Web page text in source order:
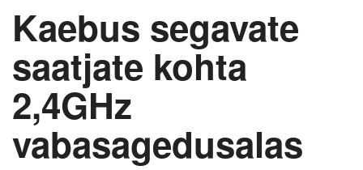
Kaebus segavate
saatjate kohta
2,4GHz
vabasagedusalas